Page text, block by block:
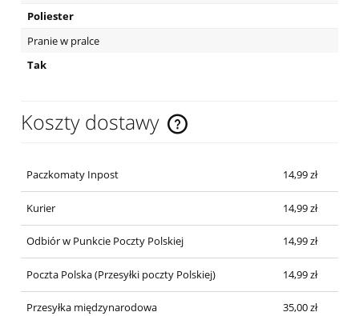
Poliester
Pranie w pralce
Tak
Koszty dostawy
Cena nie zawiera ewentualnych kosztów płatności
Paczkomaty Inpost 14,99 zł
Kurier 14,99 zł
Odbiór w Punkcie Poczty Polskiej 14,99 zł
Poczta Polska(Przesyłki poczty Polskiej) 14,99 zł
Przesyłka międzynarodowa 35,00 zł